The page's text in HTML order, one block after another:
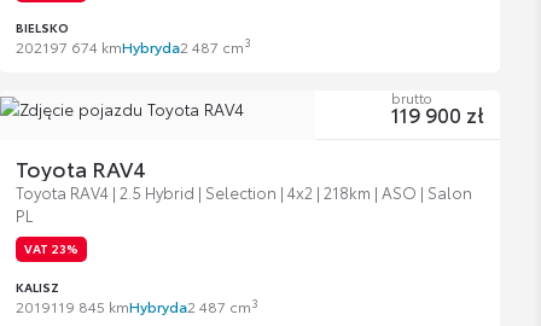
BIELSKO
202197 674 kmHybryda2 487 cm3
Toyota RAV4
Toyota RAV4 | 2.5 Hybrid | Selection | 4x2 | 218km | ASO | Salon
PL
VAT 23%
KALISZ
2019119 845 kmHybryda2 487 cm3
brutto
119 900 zł